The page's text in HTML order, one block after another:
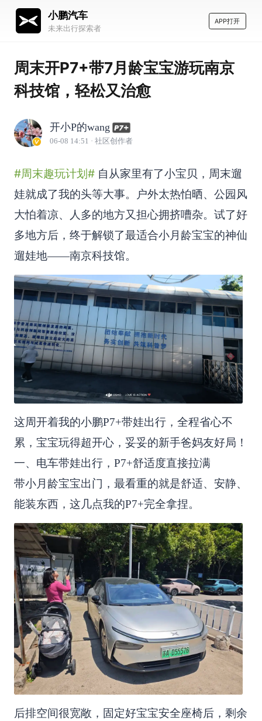
小鹏汽车
未来出行探索者
APP打开
周末开P7+带7月龄宝宝游玩南京
科技馆，轻松又治愈
开小P的wang
06-08 14:51 · 社区创作者
#周末趣玩计划#自从家里有了小宝贝，周末遛
娃就成了我的头等大事。户外太热怕晒、公园风
大怕着凉、人多的地方又担心拥挤嘈杂。试了好
多地方后，终于解锁了最适合小月龄宝宝的神仙
遛娃地——南京科技馆。
这周开着我的小鹏P7+带娃出行，全程省心不
累，宝宝玩得超开心，妥妥的新手爸妈友好局！
一、电车带娃出行，P7+舒适度直接拉满
带小月龄宝宝出门，最看重的就是舒适、安静、
能装东西，这几点我的P7+完全拿捏。
后排空间很宽敞，固定好宝宝安全座椅后，剩余